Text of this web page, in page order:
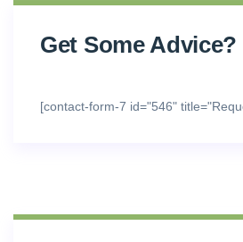
Get Some Advice?
[contact-form-7 id="546"